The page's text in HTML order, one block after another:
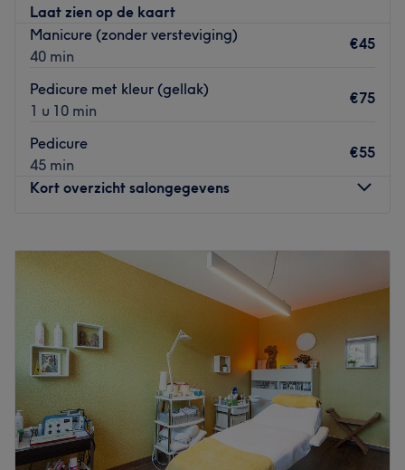
Laat zien op de kaart
Manicure (zonder versteviging)
40 min
€45
Pedicure met kleur (gellak)
1 u 10 min
€75
Pedicure
45 min
€55
Kort overzicht salongegevens
Dinsdag
09:00
09:00
Donderdag
09:00–22:00
Vrijdag
Zaterdag
09:00– 22:00
Zondag
09:00–22:00
CHICAWOW in Mechelen is een modern nagelsalon waar
zorg, precisie en comfort centraal staan met als doel
iedere klant te laten vertrekken met perfect verzorgde